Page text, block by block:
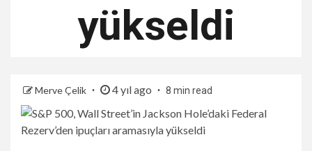
yükseldi
Merve Çelik 4 yıl ago 8 min read